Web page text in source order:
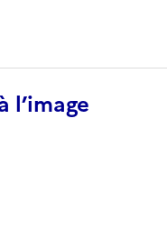
l’image